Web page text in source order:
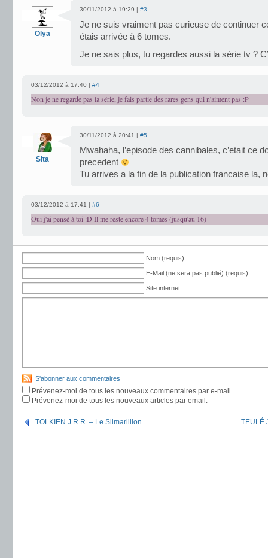
Olya
30/11/2012 à 19:29 | #3
Je ne suis vraiment pas curieuse de continuer
étais arrivée à 6 tomes.
Je ne sais plus, tu regardes aussi la série tv ?
03/12/2012 à 17:40 | #4
Non je ne regarde pas la série, je fais partie des rares gens qui n'aiment pas :P
Sita
30/11/2012 à 20:41 | #5
Mwahaha, l’episode des cannibales, c’etait ce
precedent
Tu arrives a la fin de la publication francaise la,
03/12/2012 à 17:41 | #6
Oui j'ai pensé à toi :D Il me reste encore 4 tomes (jusqu'au 16)
Nom (requis)
E-Mail (ne sera pas publié) (requis)
Site internet
S'abonner aux commentaires
Prévenez-moi de tous les nouveaux commentaires par e-mail.
Prévenez-moi de tous les nouveaux articles par email.
TOLKIEN J.R.R. – Le Silmarillion TEULÉ